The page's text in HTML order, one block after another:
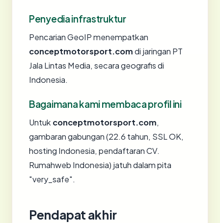
Penyedia infrastruktur
Pencarian GeoIP menempatkan
conceptmotorsport.comdi jaringan PT
Jala Lintas Media, secara geografis di
Indonesia.
Bagaimana kami membaca profil ini
Untuk conceptmotorsport.com,
gambaran gabungan (22.6 tahun, SSL OK,
hosting Indonesia, pendaftaran CV.
Rumahweb Indonesia) jatuh dalam pita
"very_safe".
Pendapat akhir